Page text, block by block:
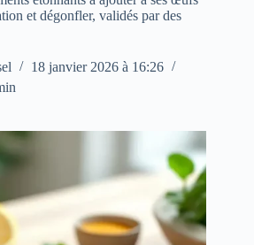
et dégonfler, validés par des
18 janvier 2026 à 16:26